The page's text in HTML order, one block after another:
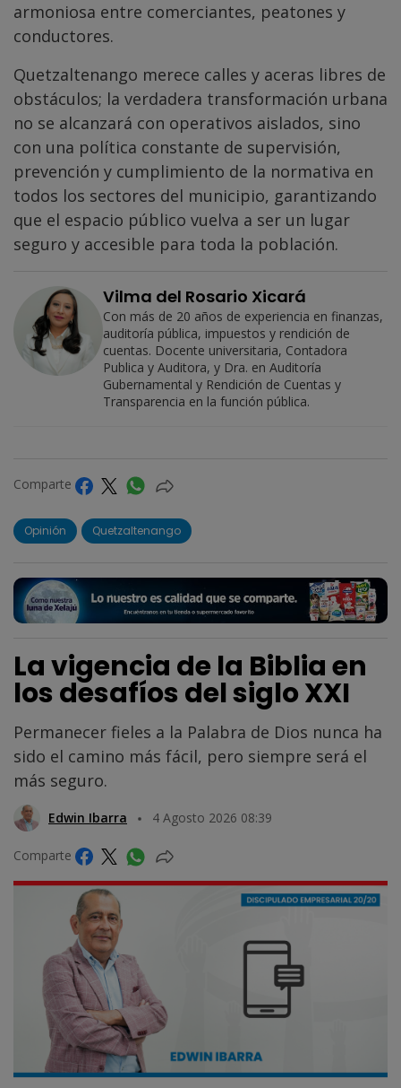
armoniosa entre comerciantes, peatones y
conductores.
Quetzaltenango merece calles y aceras libres de
obstáculos; la verdadera transformación urbana
no se alcanzará con operativos aislados, sino
con una política constante de supervisión,
prevención y cumplimiento de la normativa en
todos los sectores del municipio, garantizando
que el espacio público vuelva a ser un lugar
seguro y accesible para toda la población.
Vilma del Rosario Xicará
Con más de 20 años de experiencia en finanzas,
auditoría pública, impuestos y rendición de
cuentas. Docente universitaria, Contadora
Publica y Auditora, y Dra. en Auditoría
Gubernamental y Rendición de Cuentas y
Transparencia en la función pública.
Comparte
Opinión Quetzaltenango
La vigencia de la Biblia en
los desafíos del siglo XXI
Permanecer fieles a la Palabra de Dios nunca ha
sido el camino más fácil, pero siempre será el
más seguro.
Edwin Ibarra 4 Agosto 2026 08:39
Comparte